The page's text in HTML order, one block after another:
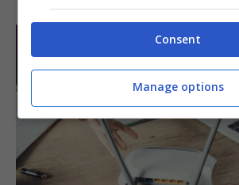
Consent
Manage options